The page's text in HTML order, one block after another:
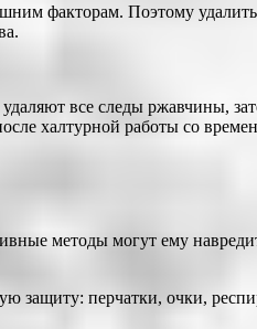
факторам. Поэтому
все следы ржавчины,
халтурной работы со
методы могут ему
защиту: перчатки, очки,